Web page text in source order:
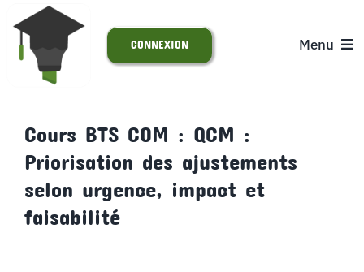
Passer
contenu
Menu
S’INSCRIRE
ACTUALITÉS
CONNEXION
Cours BTS COM : QCM :
Priorisation des ajustements
selon urgence, impact et
faisabilité